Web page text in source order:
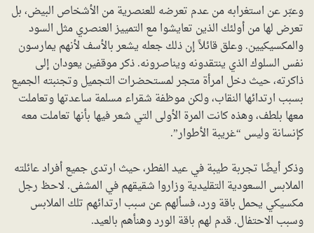
وعبّر عن استغرابه من عدم تعرضه للعنصرية من الأشخاص البيض، بل
تعرض لها من أولئك الذين تعايشوا مع التمييز العنصري مثل السود
والمكسيكيين. وعلق قائلاً إن ذلك جعله يشعر بالأسف لأنهم يمارسون
نفس السلوك الذي ينتقدونه ويناصرونه. ذكر موقفين يعودان إلى
ذاكرته، حيث دخل امرأة متجر لمستحضرات التجميل وتجنبته الجميع
بسبب ارتدائها النقاب، ولكن موظفة شقراء مسلمة ساعدتها وتعاملت
معها بلطف، وهذه كانت المرة الأولى التي شعر فيها بأنها تعاملت معه
كإنسانة وليس “غريبة الأطوار”.
وذكر أيضًا تجربة طيبة في عيد الفطر، حيث ارتدى جميع أفراد عائلته
الملابس السعودية التقليدية وزاروا شقيقهم في المشفى. لاحظ رجل
مكسيكي يحمل باقة ورد، فسألهم عن سبب ارتدائهم تلك الملابس
وسبب الاحتفال. قدم لهم باقة الورد وهنأهم بالعيد.